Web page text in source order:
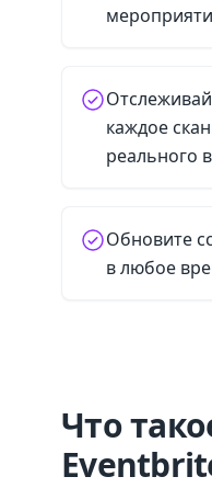
каждое
реального
Обновите
в любое
Что